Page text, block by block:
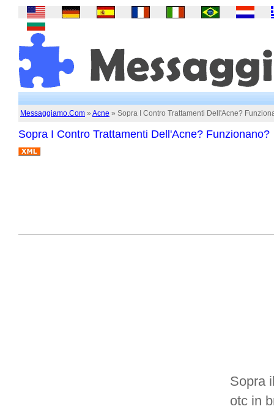
Messaggiamo.Com » Acne » Sopra I Contro Trattamenti Dell'Acne?
Sopra I Contro Trattamenti Dell'Acne? Funzionano?
Sopra
otc in